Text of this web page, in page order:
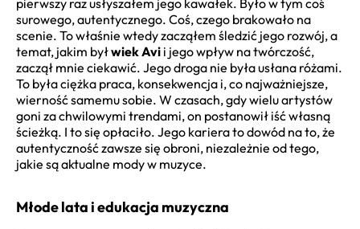
surowego, autentycznego. Coś, czego brakowało na
scenie. To właśnie wtedy zacząłem śledzić jego rozwój, a
temat, jakim byłwiek Avi i jego wpływ na twórczość,
zaczął mnie ciekawić. Jego droga nie była usłana różami.
To była ciężka praca, konsekwencja i, co najważniejsze,
wierność samemu sobie. W czasach, gdy wielu artystów
goni za chwilowymi trendami, on postanowił iść własną
ścieżką. I to się opłaciło. Jego kariera to dowód na to, że
autentyczność zawsze się obroni, niezależnie od tego,
jakie są aktualne mody w muzyce.
Młode lata i edukacja muzyczna